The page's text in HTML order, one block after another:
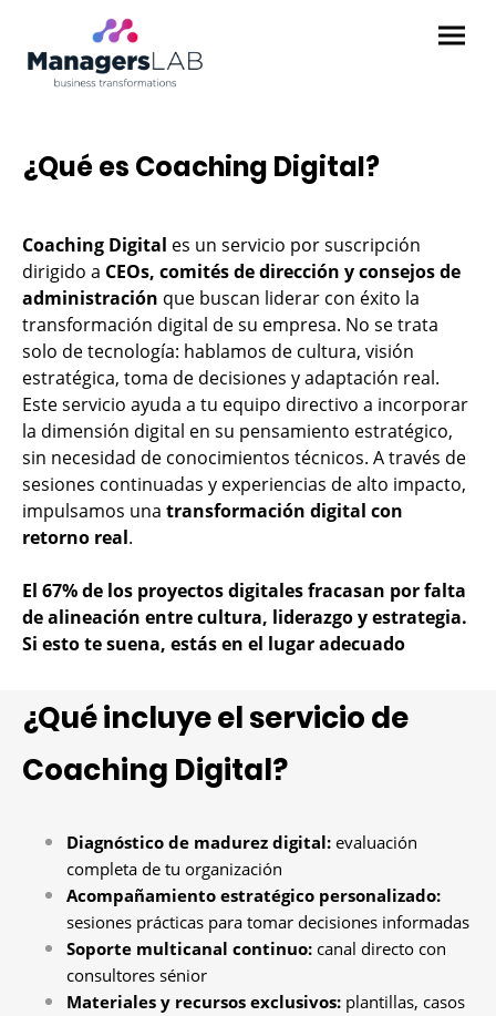
¿Qué es Coaching Digital?
Coaching Digital es un servicio por suscripción
dirigido a CEOs, comités de dirección y consejos de
administración que buscan liderar con éxito la
transformación digital de su empresa. No se trata
solo de tecnología: hablamos de cultura, visión
estratégica, toma de decisiones y adaptación real.
Este servicio ayuda a tu equipo directivo a incorporar
la dimensión digital en su pensamiento estratégico,
sin necesidad de conocimientos técnicos. A través de
sesiones continuadas y experiencias de alto impacto,
impulsamos una transformación digital con
retorno real.
El 67% de los proyectos digitales fracasan por falta
de alineación entre cultura, liderazgo y estrategia.
Si esto te suena, estás en el lugar adecuado
¿Qué incluye el servicio de
Coaching Digital?
Diagnóstico de madurez digital: evaluación
completa de tu organización
Acompañamiento estratégico personalizado:
sesiones prácticas para tomar decisiones informadas
Soporte multicanal continuo: canal directo con
consultores sénior
Materiales y recursos exclusivos: plantillas, casos